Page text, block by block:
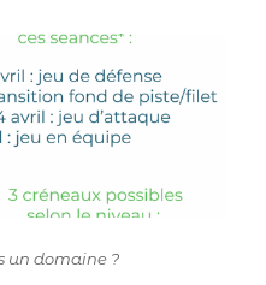
un domaine ?